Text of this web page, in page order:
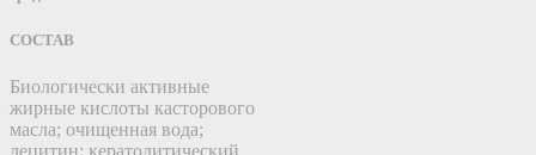
СОСТАВ
Биологически активные
жирные кислоты касторового
масла; очищенная вода;